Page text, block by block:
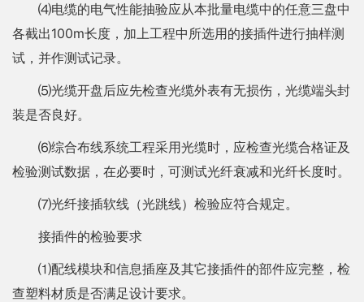
⑷电缆的电气性能抽验应从本批量电缆中的任意三盘中
各截出100m长度，加上工程中所选用的接插件进行抽样测
试，并作测试记录。
⑸光缆开盘后应先检查光缆外表有无损伤，光缆端头封
装是否良好。
⑹综合布线系统工程采用光缆时，应检查光缆合格证及
检验测试数据，在必要时，可测试光纤衰减和光纤长度时。
⑺光纤接插软线（光跳线）检验应符合规定。
接插件的检验要求
⑴配线模块和信息插座及其它接插件的部件应完整，检
查塑料材质是否满足设计要求。